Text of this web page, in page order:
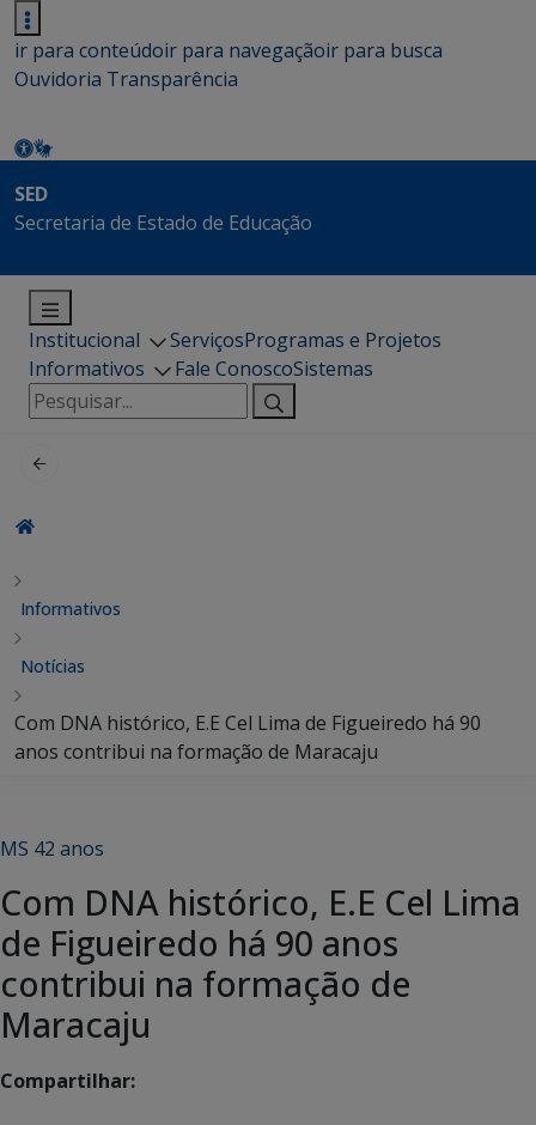
ir para conteúdoir para navegaçãoir para busca
Ouvidoria Transparência
SED
Secretaria de Estado de Educação
Institucional ServiçosProgramas e Projetos
Informativos
Fale ConoscoSistemas
Pesquisar
por:
Informativos
Notícias
Com DNA histórico, E.E Cel Lima de Figueiredo há 90
anos contribui na formação de Maracaju
MS 42 anos
Com DNA histórico, E.E Cel Lima
de Figueiredo há 90 anos
contribui na formação de
Maracaju
Compartilhar: